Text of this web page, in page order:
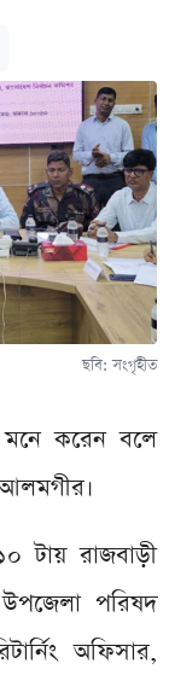
ছবি: সংগৃহীত
মনে করেন বলে
আলমগীর।
টায় রাজবাড়ী
পরিষদ
অফিসার,